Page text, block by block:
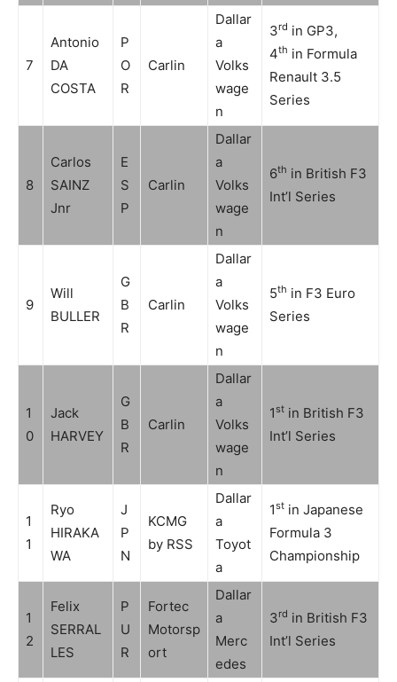
7
Antonio
DA
COSTA
P
O
R
Carlin
Dallar
a
Volks
wage
n
3rd in GP3,
4th in Formula
Renault 3.5
Series
8
Carlos
SAINZ
Jnr
E
S
P
Carlin
Dallar
a
Volks
wage
n
6th in British F3
Int’l Series
9
Will
BULLER
G
B
R
Carlin
Dallar
a
Volks
wage
n
5th in F3 Euro
Series
1
0
Jack
HARVEY
G
B
R
Carlin
Dallar
a
Volks
wage
n
1 st in British F3
Int’l Series
1
1
Ryo
HIRAKA
WA
J
P
N
KCMG
by RSS
Dallar
a
Toyot
a
1st in Japanese
Formula 3
Championship
1
2
Felix
SERRAL
LES
P
U
R
Fortec
Motorsp
ort
Dallar
a
Merc
edes
3rd in British F3
Int’l Series